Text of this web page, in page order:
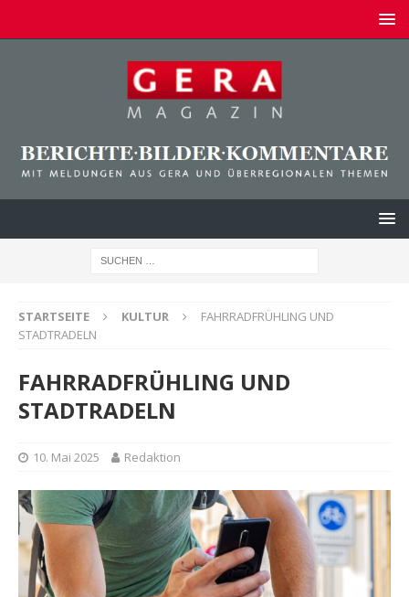
STARTSEITE KULTUR
FAHRRADFRÜHLING UND
STADTRADELN
FAHRRADFRÜHLING UND
STADTRADELN
10. Mai 2025 Redaktion